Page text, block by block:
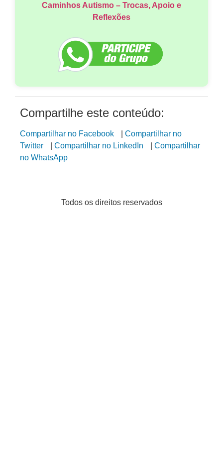
Caminhos Autismo – Trocas, Apoio e
Reflexões
Compartilhe este conteúdo:
Compartilhar no Facebook
Compartilhar no
Twitter
Compartilhar no LinkedIn
Compartilhar
no WhatsApp
Todos os direitos reservados